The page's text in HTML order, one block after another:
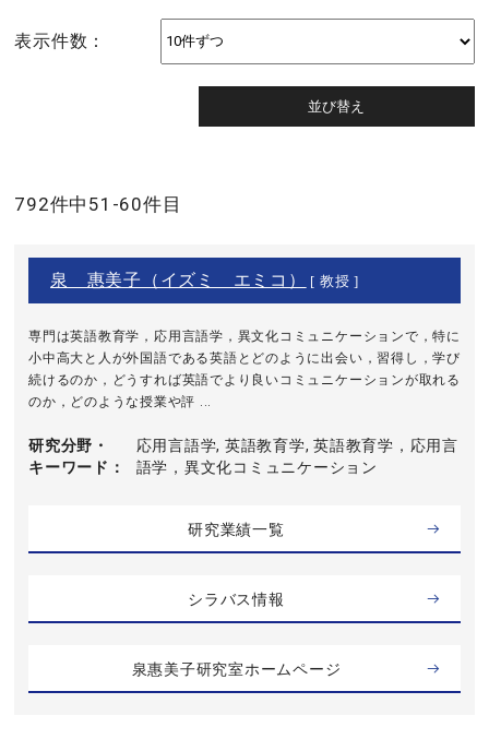
表示件数：
792件中51-60件目
泉 惠美子（イズミ エミコ） [ 教授 ]
専門は英語教育学，応用言語学，異文化コミュニケーションで，特に
小中高大と人が外国語である英語とどのように出会い，習得し，学び
続けるのか，どうすれば英語でより良いコミュニケーションが取れる
のか，どのような授業や評 ...
研究分野・
キーワード
応用言語学, 英語教育学, 英語教育学，応用言
語学，異文化コミュニケーション
研究業績一覧
シラバス情報
泉惠美子研究室ホームページ